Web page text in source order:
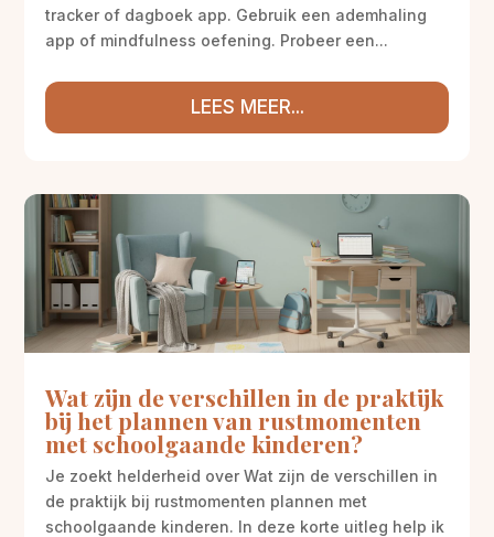
tracker of dagboek app. Gebruik een ademhaling
app of mindfulness oefening. Probeer een...
LEES MEER...
Wat zijn de verschillen in de praktijk
bij het plannen van rustmomenten
met schoolgaande kinderen?
Je zoekt helderheid over Wat zijn de verschillen in
de praktijk bij rustmomenten plannen met
schoolgaande kinderen. In deze korte uitleg help ik